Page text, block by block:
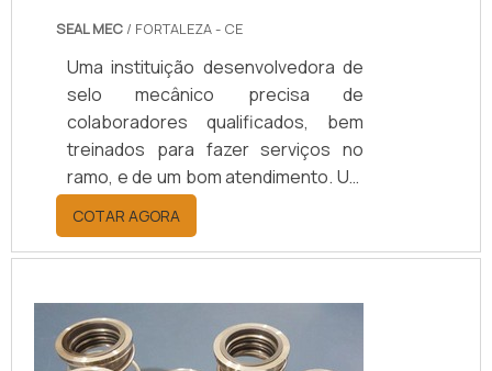
SEAL MEC / FORTALEZA - CE
Uma instituição desenvolvedora de
selo mecânico precisa de
colaboradores qualificados, bem
treinados para fazer serviços no
ramo, e de um bom atendimento. Um
dos selos que é oferecido pelas
fornecedoras é o selo mecânico 3 4,
que serve para vedar e evitar que
maquinários.Os selos podem ser
encontrados em diversos tamanhos
COTAR AGORA